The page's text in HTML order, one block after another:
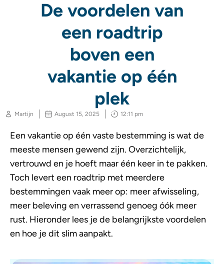
De voordelen van
een roadtrip
boven een
vakantie op één
plek
Martijn August 15, 2025 12:11 pm
Een vakantie op één vaste bestemming is wat de
meeste mensen gewend zijn. Overzichtelijk,
vertrouwd en je hoeft maar één keer in te pakken.
Toch levert een roadtrip met meerdere
bestemmingen vaak meer op: meer afwisseling,
meer beleving en verrassend genoeg óók meer
rust. Hieronder lees je de belangrijkste voordelen
en hoe je dit slim aanpakt.